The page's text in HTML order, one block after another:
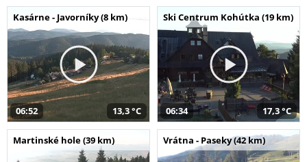
Kasárne - Javorníky (8 km)
06:52 13,3 °C
Ski Centrum Kohútka (19 km)
06:34 17,3 °C
Martinské hole (39 km) Vrátna - Paseky (42 km)